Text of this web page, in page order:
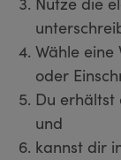
Wähle eine
oder
Du erhältst
und
kannst dir